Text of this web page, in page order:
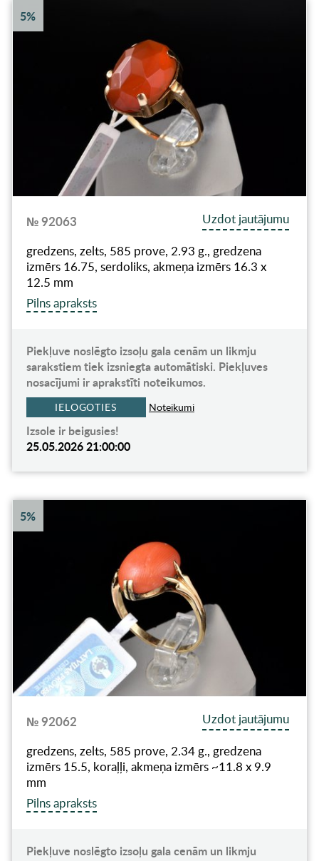
5%
№ 92063
Uzdot jautājumu
gredzens, zelts, 585 prove, 2.93 g., gredzena
izmērs 16.75, serdoliks, akmeņa izmērs 16.3 x
12.5 mm
Pilns apraksts
Piekļuve noslēgto izsoļu gala cenām un likmju
sarakstiem tiek izsniegta automātiski. Piekļuves
nosacījumi ir aprakstīti noteikumos.
IELOGOTIES Noteikumi
Izsole ir beigusies!
25.05.2026 21:00:00
5%
№ 92062
Uzdot jautājumu
gredzens, zelts, 585 prove, 2.34 g., gredzena
izmērs 15.5, koraļļi, akmeņa izmērs ~11.8 x 9.9
mm
Pilns apraksts
Piekļuve noslēgto izsoļu gala cenām un likmju